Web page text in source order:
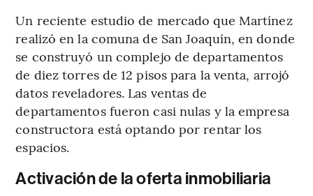
Un reciente estudio de mercado que Martínez
realizó en la comuna de San Joaquín, en donde
se construyó un complejo de departamentos
de diez torres de 12 pisos para la venta, arrojó
datos reveladores. Las ventas de
departamentos fueron casi nulas y la empresa
constructora está optando por rentar los
espacios.
Activación de la oferta inmobiliaria